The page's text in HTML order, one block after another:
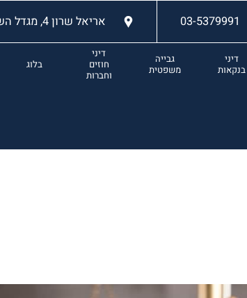
03-5379991 אריאל שרון 4, מגדל השחר, קומה 11, גבעתיים 5320047
דיני
בנקאות
גבייה
משפטית
דיני
חוזים
וחברות
בלוג